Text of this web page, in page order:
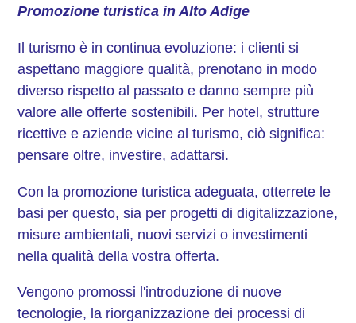
Promozione turistica in Alto Adige
Il turismo è in continua evoluzione: i clienti si
aspettano maggiore qualità, prenotano in modo
diverso rispetto al passato e danno sempre più
valore alle offerte sostenibili. Per hotel, strutture
ricettive e aziende vicine al turismo, ciò significa:
pensare oltre, investire, adattarsi.
Con la promozione turistica adeguata, otterrete le
basi per questo, sia per progetti di digitalizzazione,
misure ambientali, nuovi servizi o investimenti
nella qualità della vostra offerta.
Vengono promossi l'introduzione di nuove
tecnologie, la riorganizzazione dei processi di